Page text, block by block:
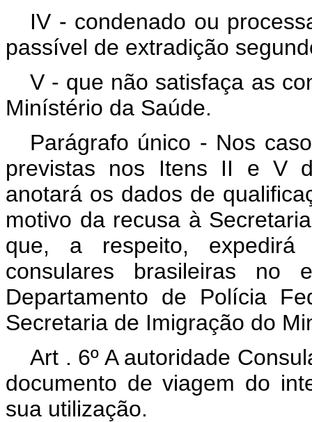
IV - condenado ou
passível de extradição
V - que não satisfaça as
Minístério da Saúde.
Parágrafo único - Nos
previstas nos Itens II e V
anotará os dados de
motivo da recusa à
que, a respeito,
consulares brasileiras no
Departamento de Polícia
Secretaria de Imigração do
Art . 6º A autoridade
documento de viagem do
sua utilização.